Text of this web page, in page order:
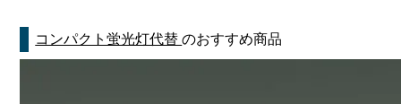
コンパクト蛍光灯代替のおすすめ商品